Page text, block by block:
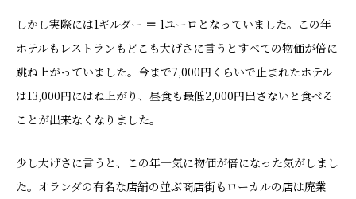
しかし実際には1ギルダー ＝ 1ユーロとなっていました。この年
ホテルもレストランもどこも大げさに言うとすべての物価が倍に
跳ね上がっていました。今まで7,000円くらいで止まれたホテル
は13,000円にはね上がり、昼食も最低2,000円出さないと食べる
ことが出来なくなりました。
少し大げさに言うと、この年一気に物価が倍になった気がしまし
た。オランダの有名な店舗の並ぶ商店街もローカルの店は廃業